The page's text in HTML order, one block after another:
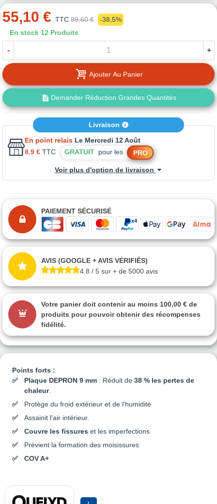
Points forts :
Plaque DEPRON 9 mm : Réduit de 38 % les pertes de
chaleur.
Protège du froid extérieur et de l'humidité
Assainit l'air intérieur.
Couvre les fissures et les imperfections
Prévient la formation des moisissures
COV A+
55,10 € TTC 89,60 €
-38,5%
En stock 12 Produits
- +
Ajouter Au Panier
Demander Réduction Grandes Quantités
Livraison
En point relais Le Mercredi 12 Août
8.9 € TTC GRATUIT pour les PRO
Voir plus d'option de livraison
PAIEMENT SÉCURISÉ
AVIS (GOOGLE + AVIS VÉRIFIÉS)
4.8 / 5 sur + de 5000 avis
Votre panier doit contenir au moins 100,00 € de
produits pour pouvoir obtenir des récompenses
fidélité.